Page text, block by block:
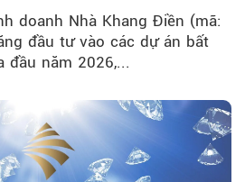
doanh Nhà Khang Điền (mã:
đầu tư vào các dự án bất
đầu năm 2026,...